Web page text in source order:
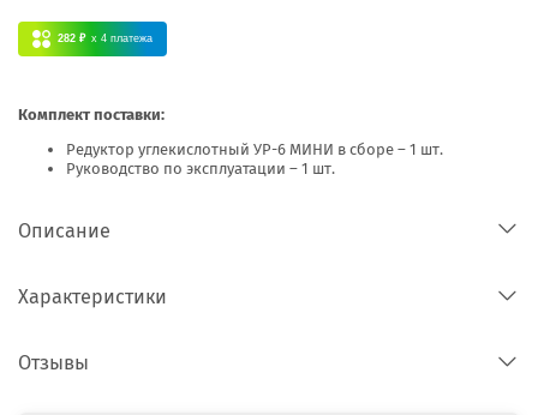
282 ₽ x 4 платежа
Комплект поставки:
Редуктор углекислотный УР-6 МИНИ в сборе – 1 шт.
Руководство по эксплуатации – 1 шт.
Описание
Характеристики
Отзывы